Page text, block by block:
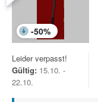
-50%
Leider verpasst!
Gültig: 15.10. -
22.10.